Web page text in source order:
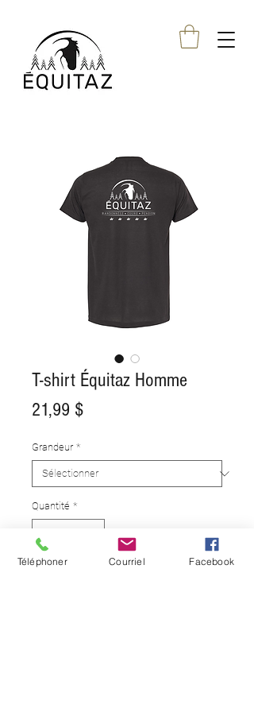
T-shirt Équitaz Homme
21,99 $Prix
Grandeur *
Quantité *
Téléphoner Courriel Facebook